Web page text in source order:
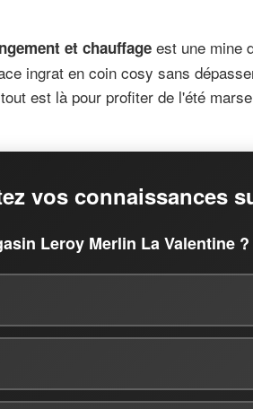
et chauffage est une mine
ingrat en coin cosy sans
est là pour profiter de l'été
vos connaissances
Leroy Merlin La Valentine ?